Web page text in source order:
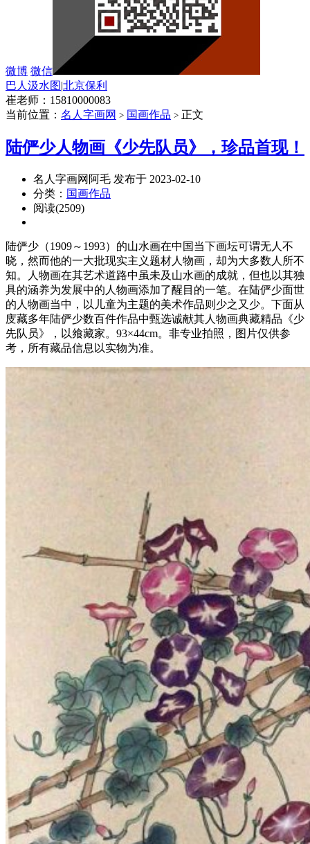
微博 微信
巴人汲水图|北京保利
崔老师：15810000083
当前位置： 名人字画网 > 国画作品 > 正文
陆俨少人物画《少先队员》，珍品首现！
名人字画网阿毛 发布于 2023-02-10
分类： 国画作品
阅读(2509)
陆俨少（1909～1993）的山水画在中国当下画坛可谓无人不
晓，然而他的一大批现实主义题材人物画，却为大多数人所不
知。人物画在其艺术道路中虽未及山水画的成就，但也以其独
具的涵养为发展中的人物画添加了醒目的一笔。在陆俨少面世
的人物画当中，以儿童为主题的美术作品则少之又少。下面从
庋藏多年陆俨少数百件作品中甄选诚献其人物画典藏精品《少
先队员》，以飨藏家。93×44cm。非专业拍照，图片仅供参
考，所有藏品信息以实物为准。